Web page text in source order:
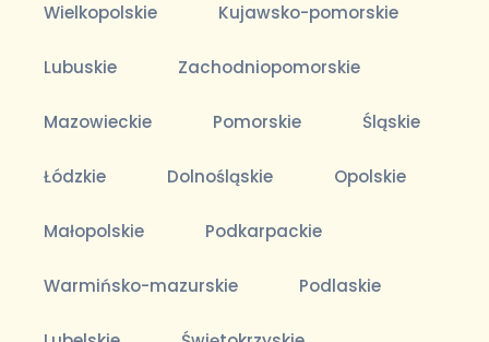
Wielkopolskie Kujawsko-pomorskie
Lubuskie Zachodniopomorskie
Mazowieckie Pomorskie Śląskie
Łódzkie Dolnośląskie Opolskie
Małopolskie Podkarpackie
Warmińsko-mazurskie Podlaskie